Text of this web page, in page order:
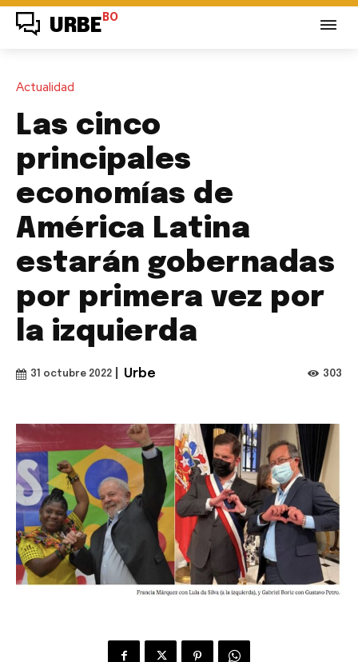
URBE BO
Actualidad
Las cinco
principales
economías de
América Latina
estarán gobernadas
por primera vez por
la izquierda
31 octubre 2022 Urbe 303